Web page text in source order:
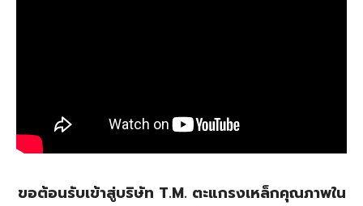
ขอต้อนรับเข้าสู่บริษัท T.M. ตะแกรงเหล็กคุณภาพใน